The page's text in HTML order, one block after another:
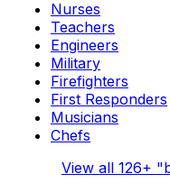
Nurses
Teachers
Engineers
Military
Firefighters
First Responders
Musicians
Chefs
View all 126+